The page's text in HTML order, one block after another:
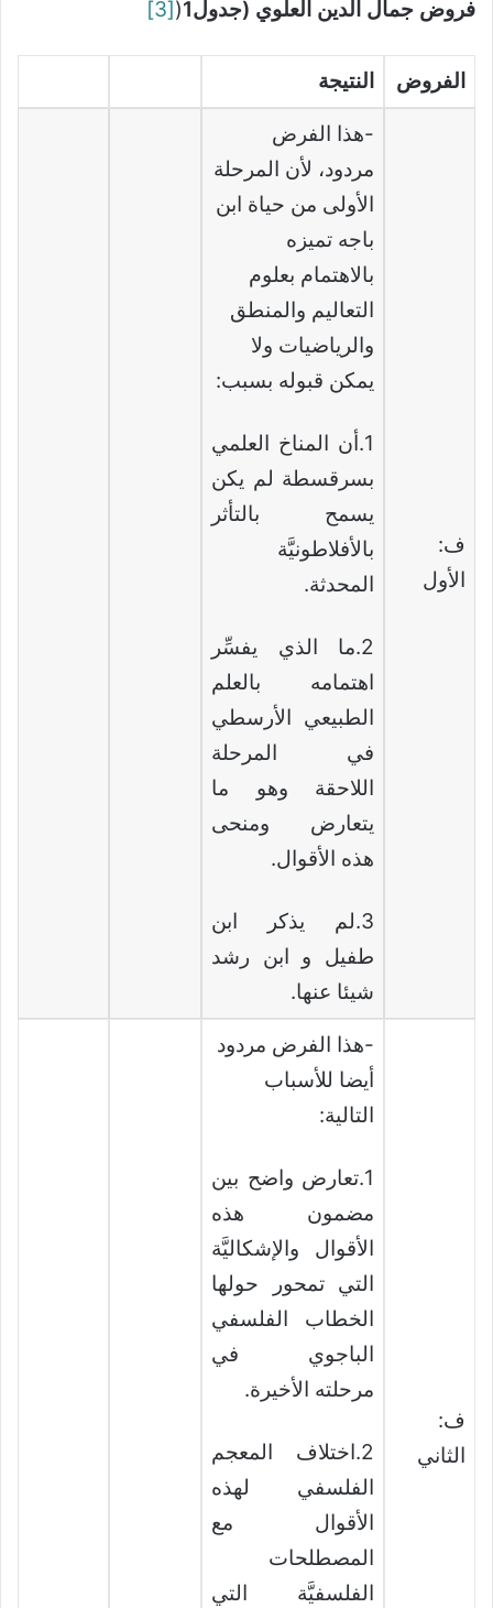
فروض جمال الدين العلوي (جدول1 (
[3]
الفروض النتيجة
ف:
الأول
-هذا الفرض
مردود، لأن المرحلة
الأولى من حياة ابن
باجه تميزه
بالاهتمام بعلوم
التعاليم والمنطق
والرياضيات ولا
يمكن قبوله بسبب:
1.أن المناخ العلمي
بسرقسطة لم يكن
يسمح بالتأثر
بالأفلاطونيَّة
المحدثة.
2.ما الذي يفسِّر
اهتمامه بالعلم
الطبيعي الأرسطي
في المرحلة
اللاحقة وهو ما
يتعارض ومنحى
هذه الأقوال.
3.لم يذكر ابن
طفيل و ابن رشد
شيئا عنها.
ف:
الثاني
-هذا الفرض مردود
أيضا للأسباب
التالية:
1.تعارض واضح بين
مضمون هذه
الأقوال والإشكاليَّة
التي تمحور حولها
الخطاب الفلسفي
الباجوي في
مرحلته الأخيرة.
2.اختلاف المعجم
الفلسفي لهذه
الأقوال مع
المصطلحات
الفلسفيَّة التي